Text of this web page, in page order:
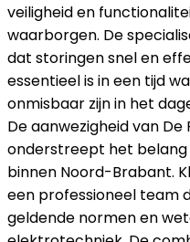
veiligheid en
waarborgen. De
dat storingen snel en
essentieel is in een tijd
onmisbaar zijn in het
De aanwezigheid van De
onderstreept het
binnen Noord-Brabant.
een professioneel team
geldende normen en